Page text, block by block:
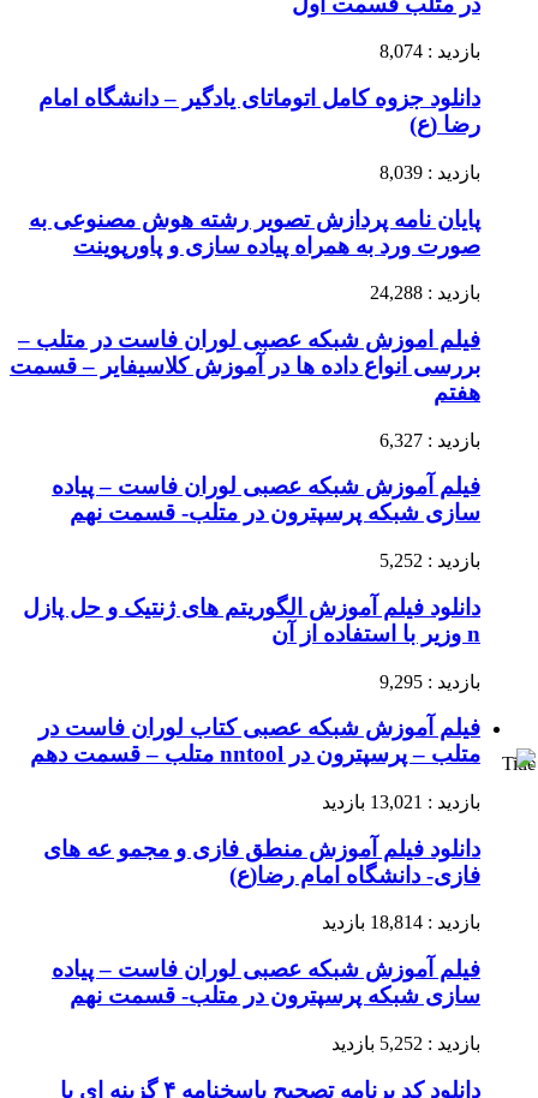
بازدید : 8,074
دانلود جزوه کامل اتوماتای یادگیر – دانشگاه امام
رضا (ع)
بازدید : 8,039
پایان نامه پردازش تصویر رشته هوش مصنوعی به
صورت ورد به همراه پیاده سازی و پاورپوینت
بازدید : 24,288
فیلم اموزش شبکه عصبی لوران فاست در متلب –
بررسی انواع داده ها در آموزش کلاسیفایر – قسمت
هفتم
بازدید : 6,327
فیلم آموزش شبکه عصبی لوران فاست – پیاده
سازی شبکه پرسپترون در متلب- قسمت نهم
بازدید : 5,252
دانلود فیلم آموزش الگوریتم های ژنتیک و حل پازل
n وزیر با استفاده از آن
بازدید : 9,295
فیلم آموزش شبکه عصبی کتاب لوران فاست در
متلب – پرسپترون در nntool متلب – قسمت دهم
بازدید : 13,021 بازدید
دانلود فیلم آموزش منطق فازی و مجمو عه های
فازی- دانشگاه امام رضا(ع)
بازدید : 18,814 بازدید
فیلم آموزش شبکه عصبی لوران فاست – پیاده
سازی شبکه پرسپترون در متلب- قسمت نهم
بازدید : 5,252 بازدید
دانلود کد برنامه تصحیح پاسخنامه ۴ گزینه ای با
Title